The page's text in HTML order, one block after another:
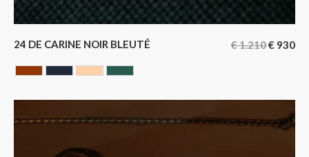
24 DE CARINE NOIR BLEUTÉ €1.210€ 930